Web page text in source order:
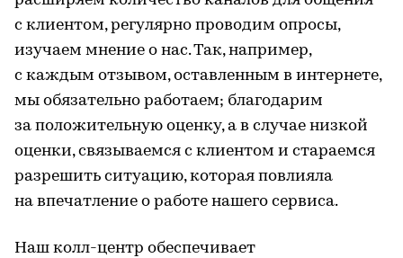
с клиентом, регулярно проводим опросы,
изучаем мнение о нас. Так, например,
с каждым отзывом, оставленным в интернете,
мы обязательно работаем; благодарим
за положительную оценку, а в случае низкой
оценки, связываемся с клиентом и стараемся
разрешить ситуацию, которая повлияла
на впечатление о работе нашего сервиса.
Наш колл-центр обеспечивает